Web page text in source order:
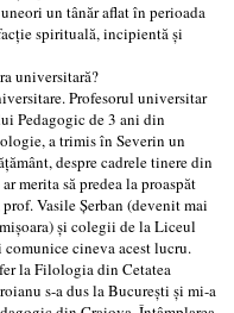
un tânăr aflat în perioada
spirituală, incipientă şi
universitară?
Profesorul universitar
Pedagogic de 3 ani din
a trimis în Severin un
despre cadrele tinere din
merita să predea la proaspăt
Vasile Şerban (devenit mai
şi colegii de la Liceul
comunice cineva acest lucru.
la Filologia din Cetatea
s-a dus la Bucureşti şi mi-a